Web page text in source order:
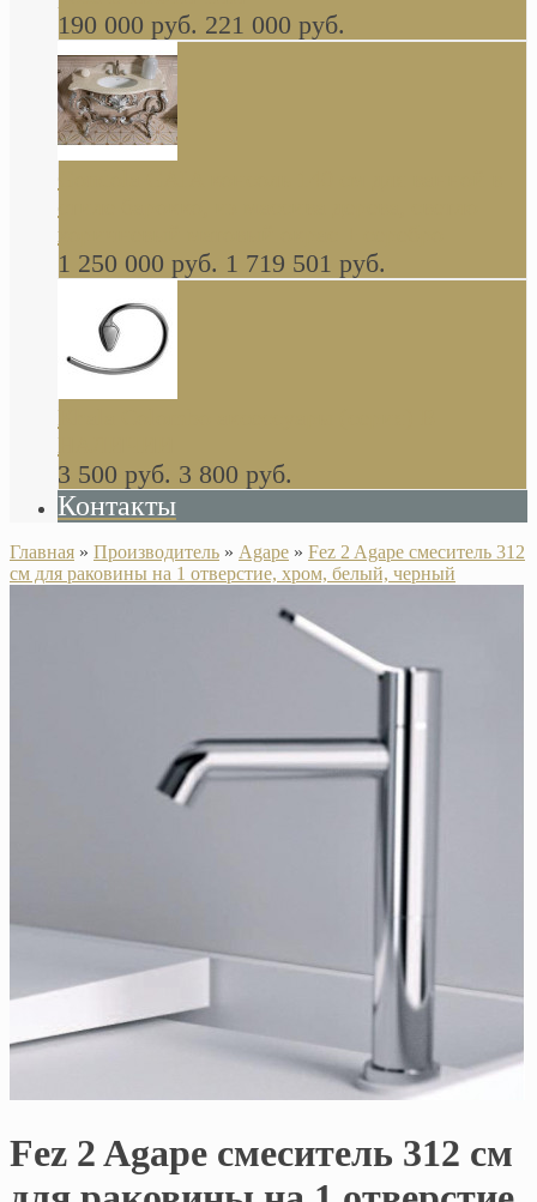
190 000 руб. 221 000 руб.
стиле барокко, из массива дерева, светло
коричневый матовый окрас + серебро
1 250 000 руб. 1 719 501 руб.
Khala Colombo аксессуары (серия) В
НАЛИЧИИ
3 500 руб. 3 800 руб.
Контакты
Главная » Производитель » Agape » Fez 2 Agape смеситель 312
см для раковины на 1 отверстие, хром, белый, черный
Fez 2 Agape смеситель 312 см